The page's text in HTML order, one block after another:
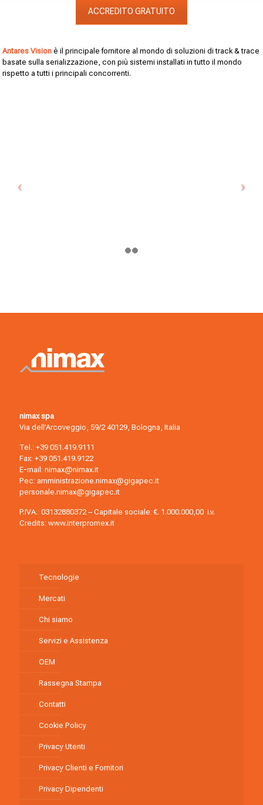
ACCREDITO GRATUITO
Antares Vision è il principale fornitore al mondo di soluzioni di track & trace
basate sulla serializzazione, con più sistemi installati in tutto il mondo
rispetto a tutti i principali concorrenti.
nimax spa
Via dell’Arcoveggio, 59/2 40129, Bologna, Italia
Tel.: +39 051.419.9111
Fax: +39 051.419.9122
E-mail: nimax@nimax.it
Pec: amministrazione.nimax@gigapec.it
personale.nimax@gigapec.it
P.IVA.: 03132880372 – Capitale sociale: €. 1.000.000,00 i.v.
Credits: www.interpromex.it
Tecnologie
Mercati
Chi siamo
Servizi e Assistenza
OEM
Rassegna Stampa
Contatti
Cookie Policy
Privacy Utenti
Privacy Clienti e Fornitori
Privacy Dipendenti